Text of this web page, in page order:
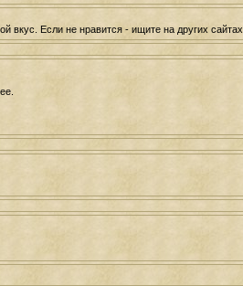
вкус. Если не нравится - ищите на других сайтах.